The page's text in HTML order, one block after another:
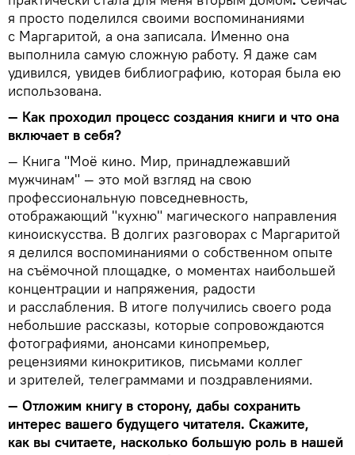
я просто поделился своими воспоминаниями
с Маргаритой, а она записала. Именно она
выполнила самую сложную работу. Я даже сам
удивился, увидев библиографию, которая была ею
использована.
— Как проходил процесс создания книги и что она
включает в себя?
— Книга "Моё кино. Мир, принадлежавший
мужчинам" — это мой взгляд на свою
профессиональную повседневность,
отображающий "кухню" магического направления
киноискусства. В долгих разговорах с Маргаритой
я делился воспоминаниями о собственном опыте
на съёмочной площадке, о моментах наибольшей
концентрации и напряжения, радости
и расслабления. В итоге получились своего рода
небольшие рассказы, которые сопровождаются
фотографиями, анонсами кинопремьер,
рецензиями кинокритиков, письмами коллег
и зрителей, телеграммами и поздравлениями.
— Отложим книгу в сторону, дабы сохранить
интерес вашего будущего читателя. Скажите,
как вы считаете, насколько большую роль в нашей